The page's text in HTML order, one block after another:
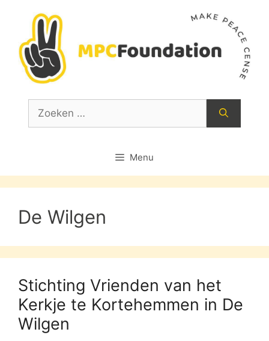
inhoud
Zoek
Menu
De Wilgen
Stichting Vrienden van het
Kerkje te Kortehemmen in De
Wilgen